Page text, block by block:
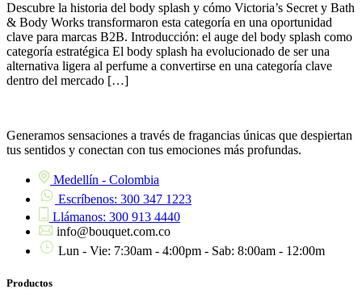
Descubre la historia del body splash y cómo Victoria’s Secret y Bath
& Body Works transformaron esta categoría en una oportunidad
clave para marcas B2B. Introducción: el auge del body splash como
categoría estratégica El body splash ha evolucionado de ser una
alternativa ligera al perfume a convertirse en una categoría clave
dentro del mercado […]
Generamos sensaciones a través de fragancias únicas que despiertan
tus sentidos y conectan con tus emociones más profundas.
Medellín - Colombia
Escríbenos: 300 347 1223
Llámanos: 300 913 4440
info@bouquet.com.co
Lun - Vie: 7:30am - 4:00pm - Sab: 8:00am - 12:00m
Productos